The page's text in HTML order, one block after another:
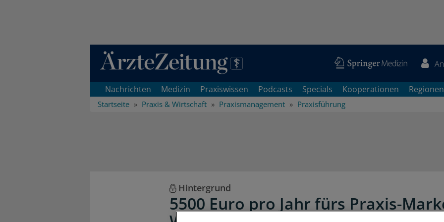
Direkt zum Inhaltsbereich
Nachrichten Medizin Praxiswissen Podcasts Specials Kooperationen Regionen
Startseite Praxis & Wirtschaft Praxismanagement Praxisführung
Hintergrund
5500 Euro pro Jahr fürs Praxis-